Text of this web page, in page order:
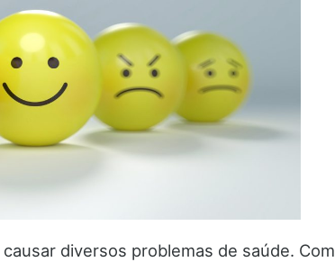
diversos problemas de saúde. Com